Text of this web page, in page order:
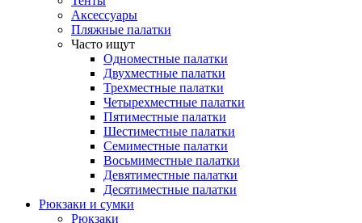
Аксессуары
Пляжные палатки
Часто ищут
Одноместные палатки
Двухместные палатки
Трехместные палатки
Четырехместные палатки
Пятиместные палатки
Шестиместные палатки
Семиместные палатки
Восьмиместные палатки
Девятиместные палатки
Десятиместные палатки
Рюкзаки и сумки
Рюкзаки